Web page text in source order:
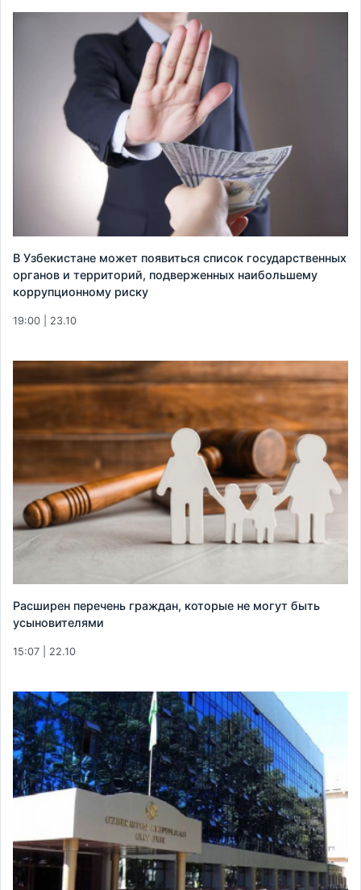
В Узбекистане может появиться список государственных
органов и территорий, подверженных наибольшему
коррупционному риску
19:00 | 23.10
Расширен перечень граждан, которые не могут быть
усыновителями
15:07 | 22.10